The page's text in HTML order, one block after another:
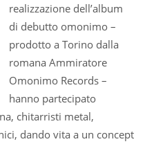
realizzazione dell’album
di debutto omonimo –
prodotto a Torino dalla
romana Ammiratore
Omonimo Records –
hanno partecipato
chitarristi metal,
dando vita a un concept